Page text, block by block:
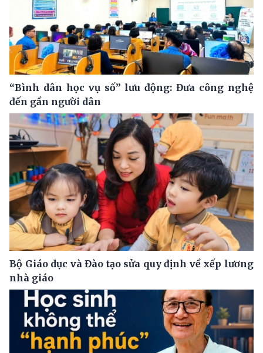
“Bình dân học vụ số” lưu động: Đưa công nghệ
đến gần người dân
Bộ Giáo dục và Đào tạo sửa quy định về xếp lương
nhà giáo